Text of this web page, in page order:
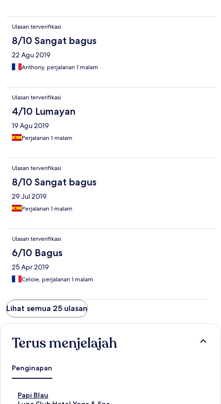
Ulasan terverifikasi
8/10 Sangat bagus
22 Agu 2019
Anthony, perjalanan 1 malam
Ulasan terverifikasi
4/10 Lumayan
19 Agu 2019
Perjalanan 1 malam
Ulasan terverifikasi
8/10 Sangat bagus
29 Jul 2019
Perjalanan 1 malam
Ulasan terverifikasi
6/10 Bagus
25 Apr 2019
Celoie, perjalanan 1 malam
Lihat semua 25 ulasan
Terus menjelajah
Penginapan
Papi Blau
T